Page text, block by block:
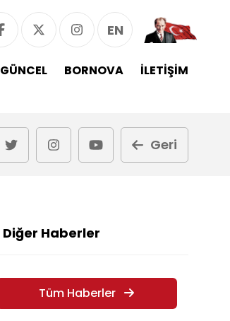
EN
GÜNCEL BORNOVA İLETİŞİM
Geri
Diğer Haberler
Tüm Haberler